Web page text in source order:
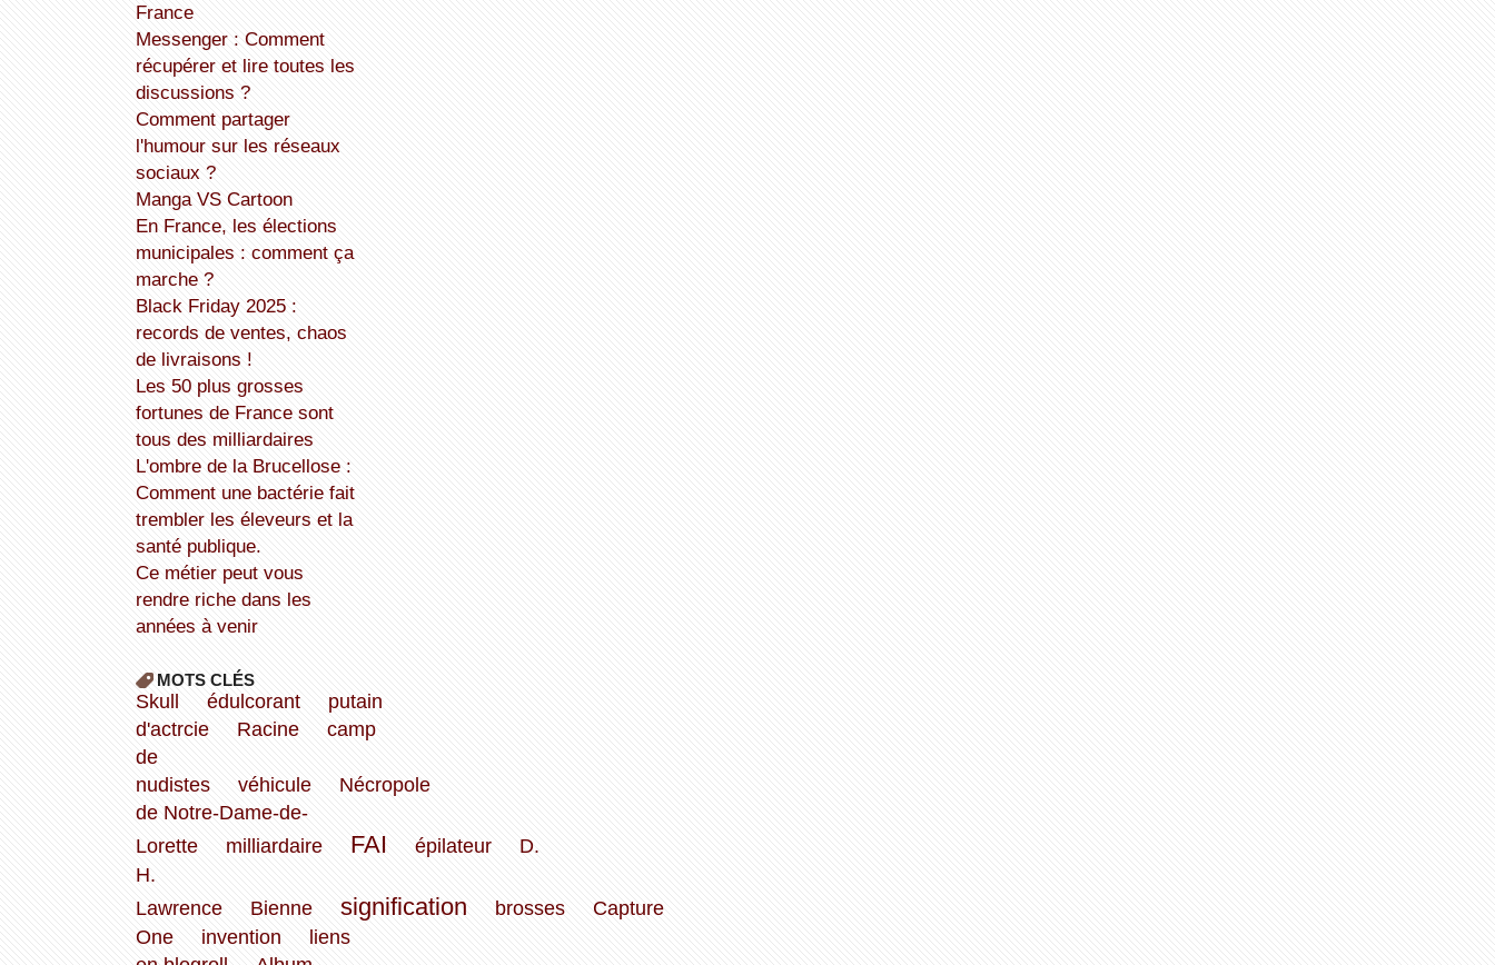
France
Messenger : Comment
récupérer et lire toutes les
discussions ?
Comment partager
l'humour sur les réseaux
sociaux ?
Manga VS Cartoon
En France, les élections
municipales : comment ça
marche ?
Black Friday 2025 :
records de ventes, chaos
de livraisons !
Les 50 plus grosses
fortunes de France sont
tous des milliardaires
L'ombre de la Brucellose :
Comment une bactérie fait
trembler les éleveurs et la
santé publique.
Ce métier peut vous
rendre riche dans les
années à venir
MOTS CLÉS
Skull édulcorant
putain
d'actrcie
Racine
camp
de
nudistes
véhicule
Nécropole
de Notre-Dame-de-
Lorette
milliardaire FAI épilateur
D.
H.
Lawrence
Bienne signification brosses
Capture
One
invention
liens